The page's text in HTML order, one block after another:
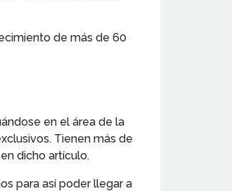
de más de 60
en el área de la
Tienen más de
dicho artículo.
para así poder llegar a